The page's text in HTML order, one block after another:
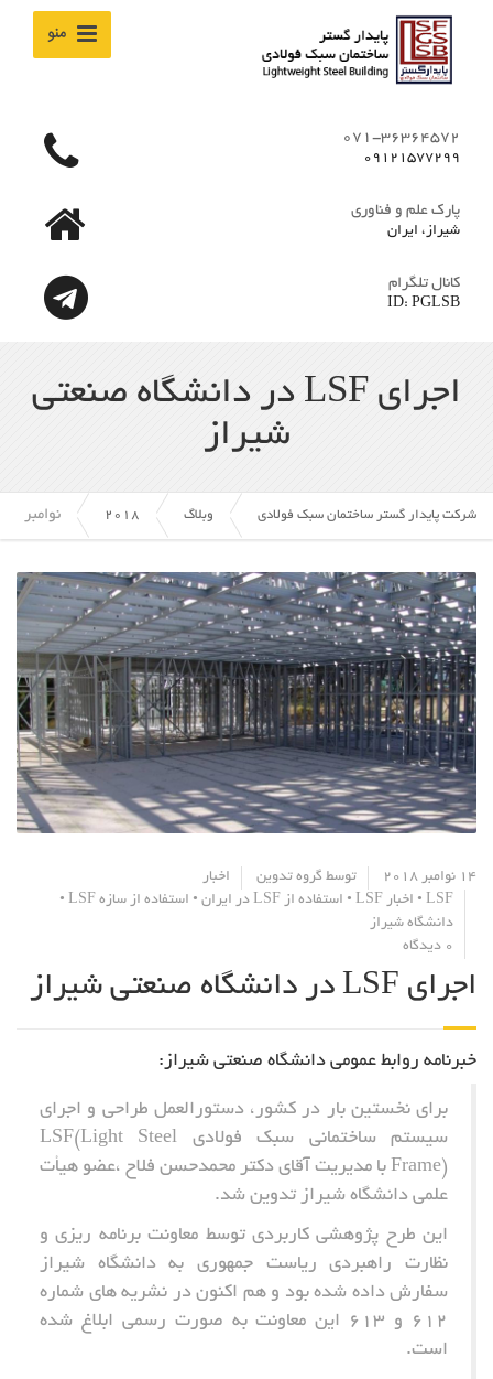
منو
071-36364572
09121577299
پارک علم و فناوری
شیراز، ایران
کانال تلگرام
ID: PGLSB
اجرای LSF در دانشگاه صنعتی
شیراز
شرکت پایدار گستر ساختمان سبک فولادی وبلاگ 2018 نوامبر
14 نوامبر 2018 توسط گروه تدوین
اخبار
LSF
• اخبار LSF • استفاده از LSF در ایران • استفاده از سازه LSF
•
دانشگاه شیراز
0 دیدگاه
اجرای LSF در دانشگاه صنعتی شیراز
خبرنامه روابط عمومی دانشگاه صنعتی شیراز:
برای نخستین بار در کشور، دستورالعمل طراحی و اجرای
سیستم ساختمانی سبک فولادی LSF(Light Steel
Frame) با مدیریت آقای دکتر محمدحسن فلاح ،عضو هیأت
علمی دانشگاه شیراز تدوین شد.
این طرح پژوهشی کاربردی توسط معاونت برنامه ریزی و
نظارت راهبردی ریاست جمهوری به دانشگاه شیراز
سفارش داده شده بود و هم اکنون در نشریه های شماره
612 و 613 این معاونت به صورت رسمی ابلاغ شده
است.